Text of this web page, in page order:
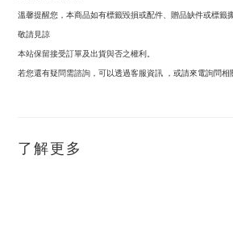
溫馨提醒您，本商品如有標籤毀損或配件、贈品缺件或標籤
敬請見諒
本站保留接受訂單及出貨與否之權利。
若您還有疑問需諮詢，可以透過客服資訊 ，或請來電詢問相
了解更多